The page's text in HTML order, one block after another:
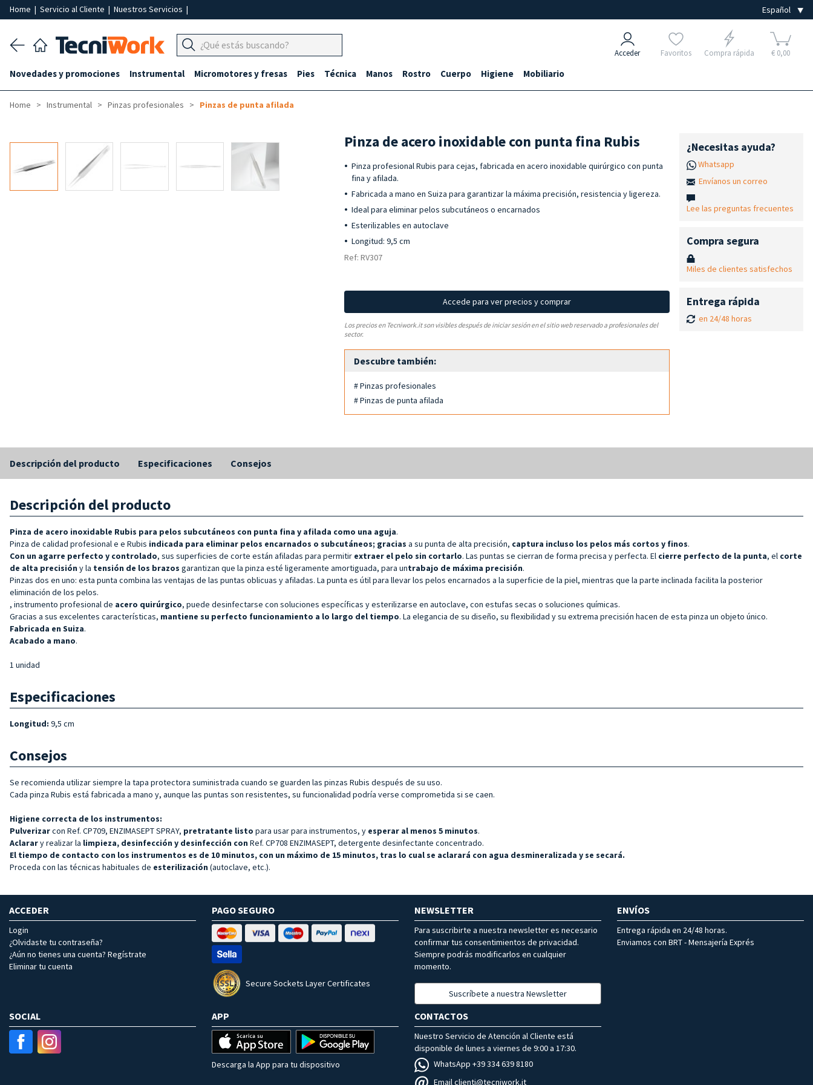
Home | Servicio al Cliente | Nuestros Servicios |
Acceder Favoritos Compra rápida € 0,00
Novedades y promociones Instrumental Micromotores y fresas Pies Técnica Manos Rostro Cuerpo Higiene Mobiliario
Home Instrumental Pinzas profesionales Pinzas de punta afilada
Pinza de acero inoxidable con punta fina Rubis
Pinza profesional Rubis para cejas, fabricada en acero inoxidable quirúrgico con punta
fina y afilada.
Fabricada a mano en Suiza para garantizar la máxima precisión, resistencia y ligereza.
Ideal para eliminar pelos subcutáneos o encarnados
Esterilizables en autoclave
Longitud: 9,5 cm
Ref: RV307
Accede para ver precios y comprar
Los precios en Tecniwork.it son visibles después de iniciar sesión en el sitio web reservado a profesionales del
sector.
Descubre también:
# Pinzas profesionales
# Pinzas de punta afilada
¿Necesitas ayuda?
Whatsapp
Envíanos un correo
Lee las preguntas frecuentes
Compra segura
Miles de clientes satisfechos
Entrega rápida
en 24/48 horas
Descripción del producto Especificaciones Consejos
Descripción del producto
Pinza de acero inoxidable Rubis para pelos subcutáneos con punta fina y afilada como una aguja.
Pinza de calidad profesional e e Rubis indicada para eliminar pelos encarnados o subcutáneos; gracias a su punta de alta precisión, captura incluso los pelos más cortos y finos.
Con un agarre perfecto y controlado, sus superficies de corte están afiladas para permitir extraer el pelo sin cortarlo. Las puntas se cierran de forma precisa y perfecta. El cierre perfecto de la punta, el corte
de alta precisión y la tensión de los brazos garantizan que la pinza esté ligeramente amortiguada, para untrabajo de máxima precisión.
Pinzas dos en uno: esta punta combina las ventajas de las puntas oblicuas y afiladas. La punta es útil para llevar los pelos encarnados a la superficie de la piel, mientras que la parte inclinada facilita la posterior
eliminación de los pelos.
, instrumento profesional de acero quirúrgico, puede desinfectarse con soluciones específicas y esterilizarse en autoclave, con estufas secas o soluciones químicas.
Gracias a sus excelentes características, mantiene su perfecto funcionamiento a lo largo del tiempo. La elegancia de su diseño, su flexibilidad y su extrema precisión hacen de esta pinza un objeto único.
Fabricada en Suiza.
Acabado a mano.
1 unidad
Especificaciones
Longitud: 9,5 cm
Consejos
Se recomienda utilizar siempre la tapa protectora suministrada cuando se guarden las pinzas Rubis después de su uso.
Cada pinza Rubis está fabricada a mano y, aunque las puntas son resistentes, su funcionalidad podría verse comprometida si se caen.
Higiene correcta de los instrumentos:
Pulverizarcon Ref. CP709, ENZIMASEPT SPRAY, pretratante listo para usar para instrumentos, y esperar al menos 5 minutos.
Aclarary realizar la limpieza, desinfección y desinfección con Ref. CP708 ENZIMASEPT, detergente desinfectante concentrado.
El tiempo de contacto con los instrumentos es de 10 minutos, con un máximo de 15 minutos, tras lo cual se aclarará con agua desmineralizada y se secará.
Proceda con las técnicas habituales de esterilización (autoclave, etc.).
ACCEDER
Login
¿Olvidaste tu contraseña?
¿Aún no tienes una cuenta? Regístrate
Eliminar tu cuenta
PAGO SEGURO
Secure Sockets Layer Certificates
NEWSLETTER
Para suscribirte a nuestra newsletter es necesario
confirmar tus consentimientos de privacidad.
Siempre podrás modificarlos en cualquier
momento.
Suscríbete a nuestra Newsletter
ENVÍOS
Entrega rápida en 24/48 horas.
Enviamos con BRT - Mensajería Exprés
SOCIAL APP
Descarga la App para tu dispositivo
CONTACTOS
Nuestro Servicio de Atención al Cliente está
disponible de lunes a viernes de 9:00 a 17:30.
WhatsApp +39 334 639 8180
Email clienti@tecniwork.it